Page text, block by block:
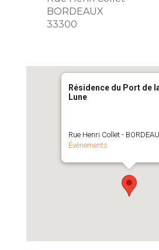
BORDEAUX
33300
Résidence du Port de
Lune
Rue Henri Collet -
Évènements